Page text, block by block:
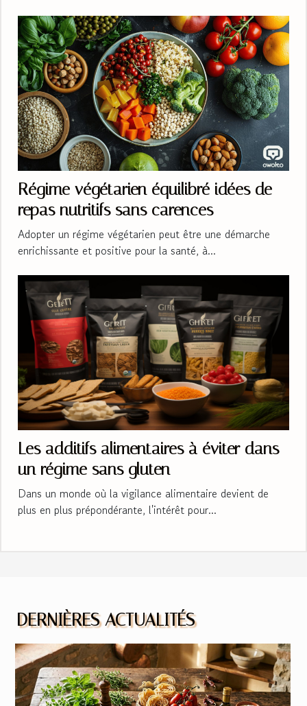
Régime végétarien équilibré idées de
repas nutritifs sans carences
Adopter un régime végétarien peut être une démarche
enrichissante et positive pour la santé, à...
Les additifs alimentaires à éviter dans
un régime sans gluten
Dans un monde où la vigilance alimentaire devient de
plus en plus prépondérante, l'intérêt pour...
DERNIÈRES ACTUALITÉS